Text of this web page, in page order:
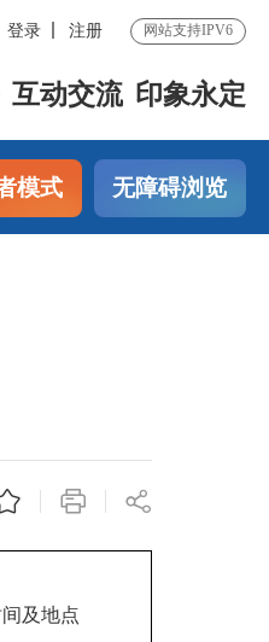
登录 注册 网站支持IPV6
互动交流 印象永定
模式 无障碍浏览
及地点